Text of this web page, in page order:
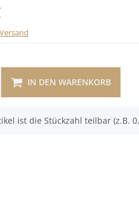
Versand
IN DEN WARENKORB
ist die Stückzahl teilbar (z.B.